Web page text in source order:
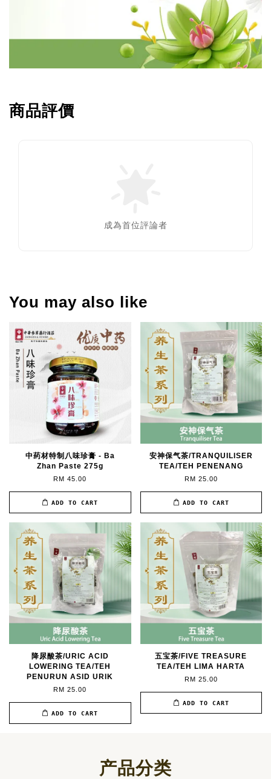
商品評價
成為首位評論者
You may also like
中药材特制八味珍膏 - Ba
Zhan Paste 275g
RM 45.00
ADD TO CART
安神保气茶/TRANQUILISER
TEA/TEH PENENANG
RM 25.00
ADD TO CART
降尿酸茶/URIC ACID
LOWERING TEA/TEH
PENURUN ASID URIK
RM 25.00
ADD TO CART
五宝茶/FIVE TREASURE
TEA/TEH LIMA HARTA
RM 25.00
ADD TO CART
产品分类